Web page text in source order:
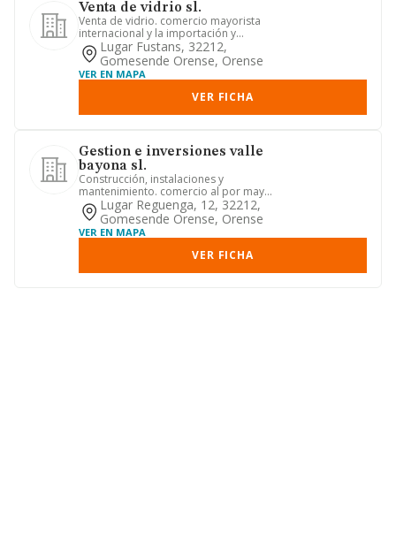
Venta de vidrio sl.
Venta de vidrio. comercio mayorista
internacional y la importación y
exportación de comestibles, be...
Lugar Fustans, 32212,
Gomesende Orense, Orense
VER EN MAPA
VER FICHA
Gestion e inversiones valle
bayona sl.
Construcción, instalaciones y
mantenimiento. comercio al por mayor
y al por menor. distribución com...
Lugar Reguenga, 12, 32212,
Gomesende Orense, Orense
VER EN MAPA
VER FICHA